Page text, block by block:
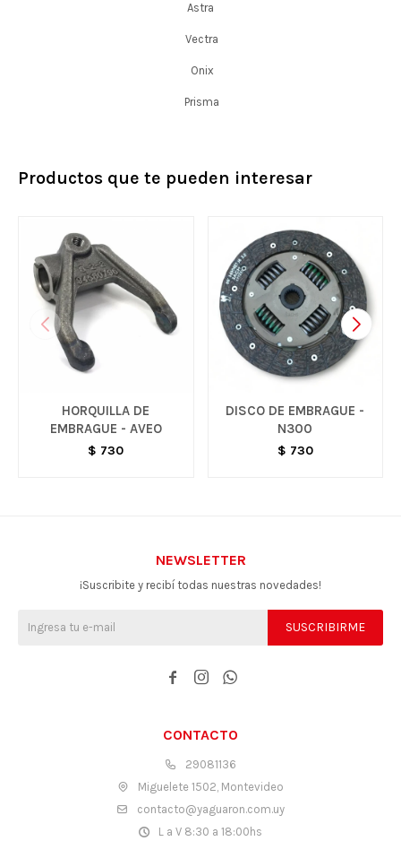
Astra
Vectra
Onix
Prisma
Productos que te pueden interesar
HORQUILLA DE
EMBRAGUE - AVEO
$ 730
DISCO DE EMBRAGUE -
N300
$ 730
CONTACTO
29081136
Miguelete 1502, Montevideo
contacto@yaguaron.com.uy
L a V 8:30 a 18:00hs
NEWSLETTER
¡Suscribite y recibí todas nuestras novedades!
SUSCRIBIRME
  